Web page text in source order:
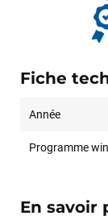
Fiche
Année
Programme
En savoir